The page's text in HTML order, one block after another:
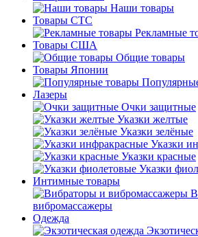
Наши товары
Товары СТС
Рекламные
Товары США
Общие товары
Товары Японии
Лазеры
Очки защитные
Указки желтые
Указки зелёные
Указки
Указки красные
Указки
Интимные товары
вибромассажеры
Одежда